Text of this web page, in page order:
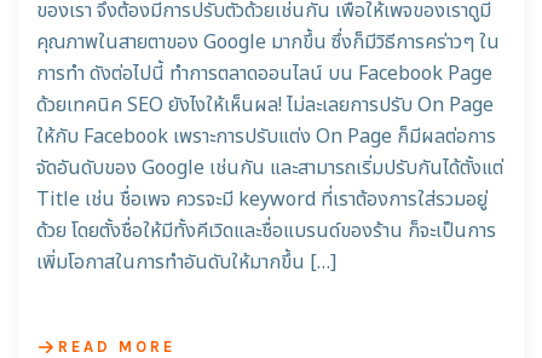
ของเรา จึงต้องมีการปรับตัวด้วยเช่นกัน เพื่อให้เพจของเราดูมี
คุณภาพในสายตาของ Google มากขึ้น ซึ่งก็มีวิธีการคร่าวๆ ใน
การทำ ดังต่อไปนี้ ทำการตลาดออนไลน์ บน Facebook Page
ด้วยเทคนิค SEO ยังไงให้เห็นผล! ไม่ละเลยการปรับ On Page
ให้กับ Facebook เพราะการปรับแต่ง On Page ก็มีผลต่อการ
จัดอันดับของ Google เช่นกัน และสามารถเริ่มปรับกันได้ตั้งแต่
Title เช่น ชื่อเพจ ควรจะมี keyword ที่เราต้องการใส่รวมอยู่
ด้วย โดยตั้งชื่อให้มีทั้งคีเวิดและชื่อแบรนด์ของร้าน ก็จะเป็นการ
เพิ่มโอกาสในการทำอันดับให้มากขึ้น […]
READ MORE